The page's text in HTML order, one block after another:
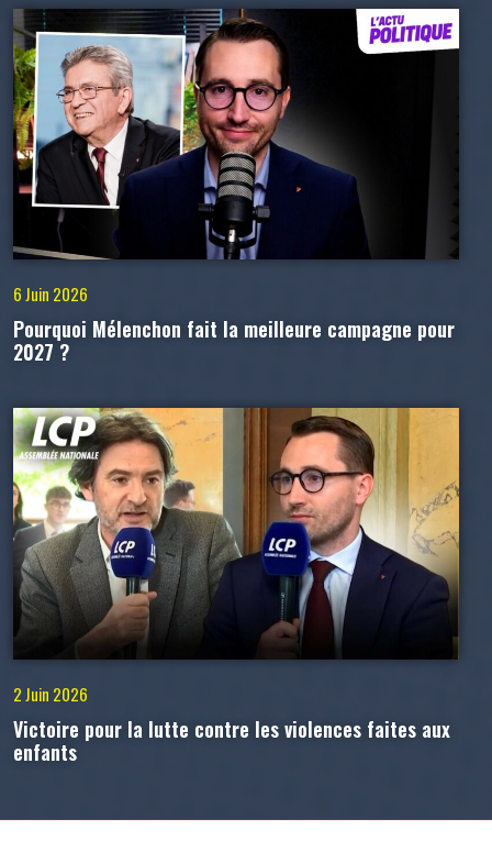
6 Juin 2026
Pourquoi Mélenchon fait la meilleure campagne pour
2027 ?
2 Juin 2026
Victoire pour la lutte contre les violences faites aux
enfants